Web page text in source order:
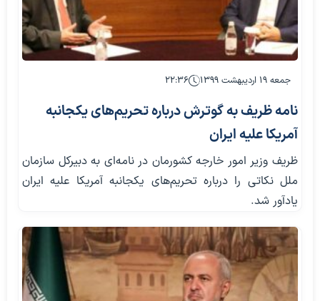
جمعه ۱۹ اردیبهشت ۱۳۹۹ ۲۲:۳۶
نامه ظریف به گوترش درباره تحریم‌های یکجانبه
آمریکا علیه ایران
ظریف وزیر امور خارجه کشورمان در نامه‌ای به دبیرکل سازمان
ملل نکاتی را درباره تحریم‌های یکجانبه آمریکا علیه ایران
یادآور شد.